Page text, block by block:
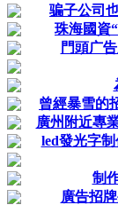
骗子公司
珠海國資
門頭广
曾經暴雪的
廣州附近專
led發光字
制
廣告招